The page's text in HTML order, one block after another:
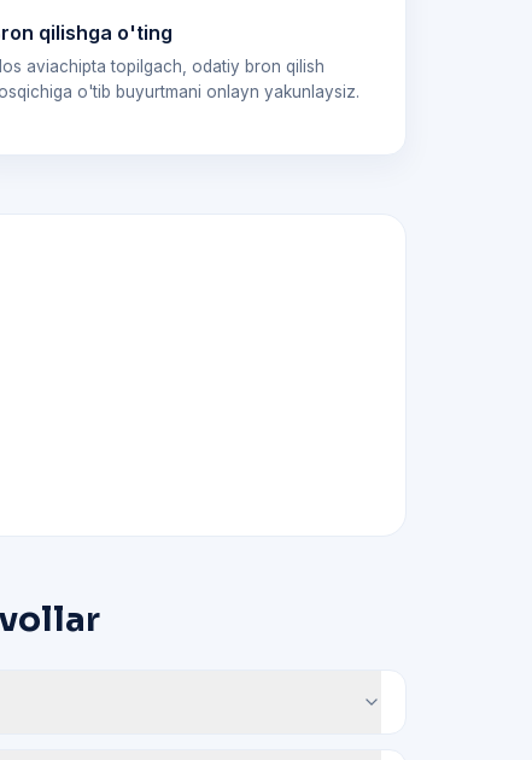
qilishga o'ting
aviachipta topilgach, odatiy bron qilish
o'tib buyurtmani onlayn yakunlaysiz.